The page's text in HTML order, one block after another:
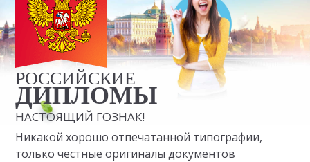
О компании
Цены на документы
Вопросы и ответы
Отзывы клиентов
Оплата и доставка
Контакты
РОССИЙСКИЕ
ДИПЛОМЫ
НАСТОЯЩИЙ ГОЗНАК!
Никакой хорошо отпечатанной типографии,
только честные оригиналы документов